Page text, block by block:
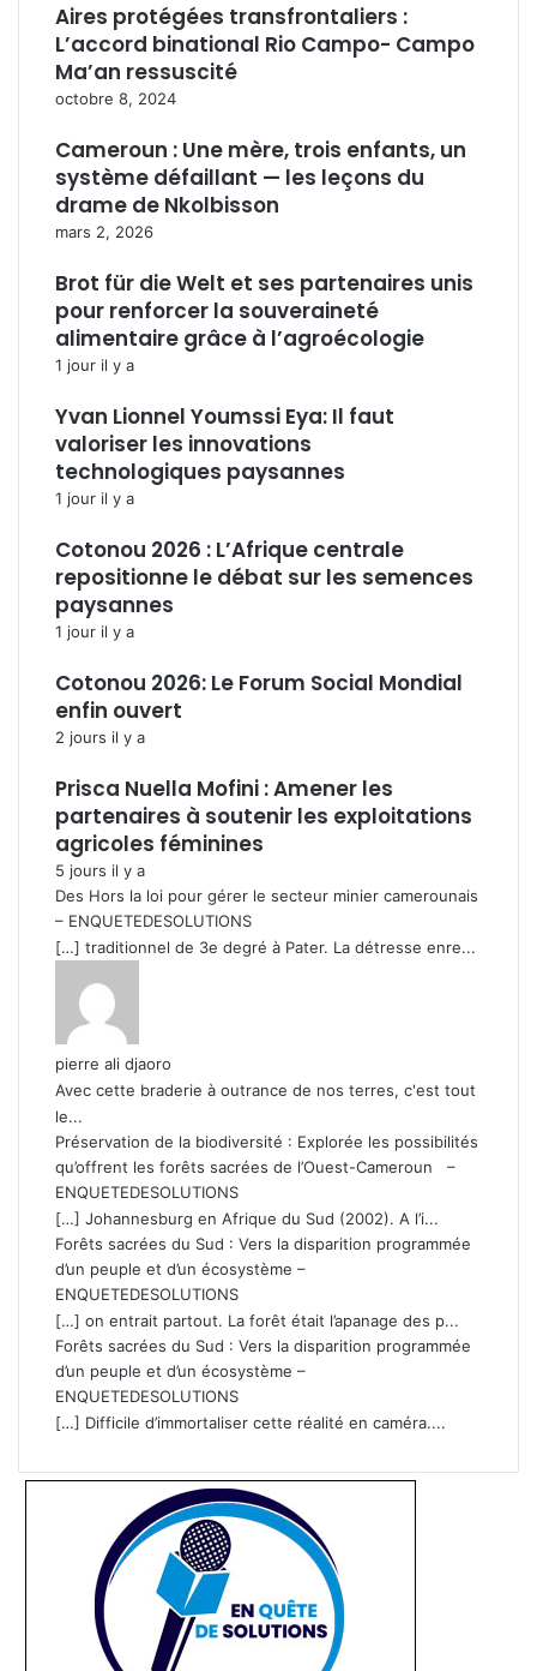
Aires protégées transfrontaliers :
L’accord binational Rio Campo- Campo
Ma’an ressuscité
octobre 8, 2024
Cameroun : Une mère, trois enfants, un
système défaillant — les leçons du
drame de Nkolbisson
mars 2, 2026
Brot für die Welt et ses partenaires unis
pour renforcer la souveraineté
alimentaire grâce à l’agroécologie
1 jour il y a
Yvan Lionnel Youmssi Eya: Il faut
valoriser les innovations
technologiques paysannes
1 jour il y a
Cotonou 2026 : L’Afrique centrale
repositionne le débat sur les semences
paysannes
1 jour il y a
Cotonou 2026: Le Forum Social Mondial
enfin ouvert
2 jours il y a
Prisca Nuella Mofini : Amener les
partenaires à soutenir les exploitations
agricoles féminines
5 jours il y a
Des Hors la loi pour gérer le secteur minier camerounais
– ENQUETEDESOLUTIONS
[…] traditionnel de 3e degré à Pater. La détresse enre...
pierre ali djaoro
Avec cette braderie à outrance de nos terres, c'est tout
le...
Préservation de la biodiversité : Explorée les possibilités
qu’offrent les forêts sacrées de l’Ouest-Cameroun –
ENQUETEDESOLUTIONS
[…] Johannesburg en Afrique du Sud (2002). A l’i...
Forêts sacrées du Sud : Vers la disparition programmée
d’un peuple et d’un écosystème –
ENQUETEDESOLUTIONS
[…] on entrait partout. La forêt était l’apanage des p...
Forêts sacrées du Sud : Vers la disparition programmée
d’un peuple et d’un écosystème –
ENQUETEDESOLUTIONS
[…] Difficile d’immortaliser cette réalité en caméra....